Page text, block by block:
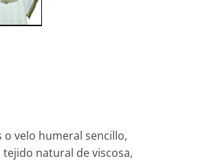
velo humeral sencillo,
natural de viscosa,